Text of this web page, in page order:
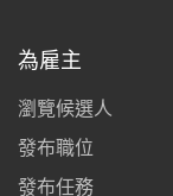
為雇主
瀏覽候選人
發布職位
發布任務